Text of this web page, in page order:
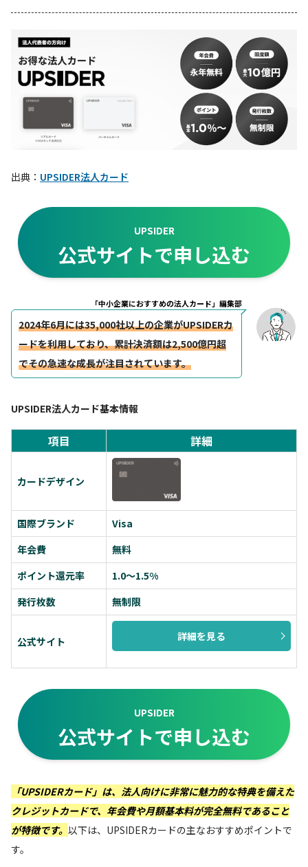
出典： UPSIDER法人カード
UPSIDER
公式サイトで申し込む
「中小企業におすすめの法人カード」編集部
2024年6月には35,000社以上の企業がUPSIDERカ
ードを利用しており、累計決済額は2,500億円超
でその急速な成長が注目されています。
UPSIDER法人カード基本情報
項目 詳細
カードデザイン
国際ブランド
Visa
年会費
無料
ポイント還元率
1.0～1.5%
発行枚数
無制限
公式サイト 詳細を見る
UPSIDER
公式サイトで申し込む
「UPSIDERカード」は、法人向けに非常に魅力的な特典を備えた
クレジットカードで、年会費や月額基本料が完全無料であること
が特徴です。 以下は、UPSIDERカードの主なおすすめポイントで
す。